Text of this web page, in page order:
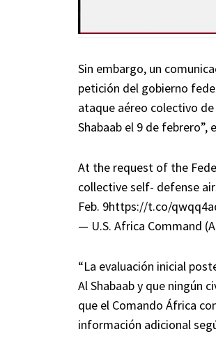
Sin embargo, un
petición del gobierno
ataque aéreo colectivo
Shabaab el 9 de febrero”,
At the request of the
collective self- defense
Feb. 9https://t.co/
— U.S. Africa Command
“La evaluación inicial
Al Shabaab y que ningún
que el Comando África
información adicional